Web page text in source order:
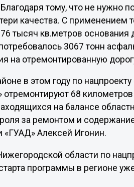
тому, что не нужно
качества. С применением
тысяч кв.метров основания
3067 тонн
на отремонтированную
в этом году по
68
на балансе
за ремонтом и
«ГУАД» Алексей Игонин.
области по
программы в регионе